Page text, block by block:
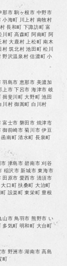
那市 駒ヶ根市 中野市
小海町 川上村 南牧村
長和町 下諏訪町 富
川町 高森町 阿南町 阿
村 大鹿村 上松町 南木
筑北村 池田町 松川
野沢温泉村 信濃町 小
島市 恵那市 美濃加
市 下呂市 海津市 岐
斐川町 大野町 池田
川村 御嵩町 白川村
富士市 磐田市 焼津市
前崎市 菊川市 伊豆
南町 清水町 長泉町
津島市 碧南市 刈谷
稲沢市 新城市 東海市
田原市 愛西市 清須市
口町 扶桑町 大治町
設楽町 東栄町 豊根
山市 鳥羽市 熊野市 い
多気町 明和町 大台町
野洲市 湖南市 高島
町